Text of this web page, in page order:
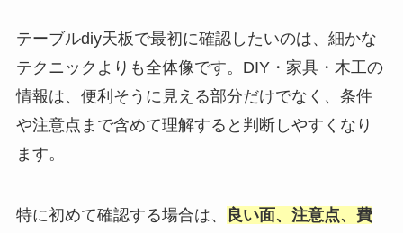
テーブルdiy天板で最初に確認したいのは、細かな
テクニックよりも全体像です。DIY・家具・木工の
情報は、便利そうに見える部分だけでなく、条件
や注意点まで含めて理解すると判断しやすくなり
ます。
特に初めて確認する場合は、
良い面、注意点、費